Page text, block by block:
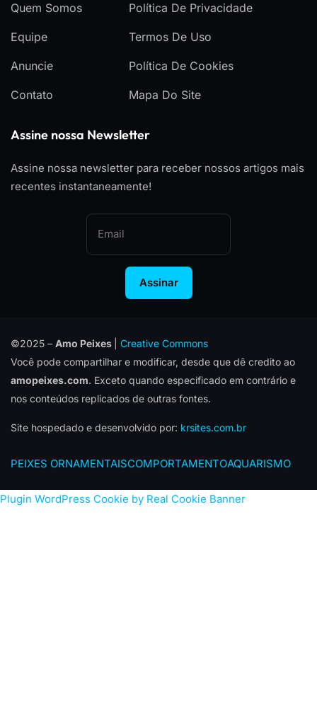
Quem Somos
Equipe
Anuncie
Contato
Política De Privacidade
Termos De Uso
Política De Cookies
Mapa Do Site
Assine nossa Newsletter
Assine nossa newsletter para receber nossos artigos mais
recentes instantaneamente!
Assinar
©2025 – Amo Peixes
Creative Commons
Você pode compartilhar e modificar, desde que dê credito ao
amopeixes.com. Exceto quando especificado em contrário e
nos conteúdos replicados de outras fontes.
Site hospedado e desenvolvido por: krsites.com.br
PEIXES ORNAMENTAISCOMPORTAMENTOAQUARISMO
Plugin WordPress Cookie by Real Cookie Banner